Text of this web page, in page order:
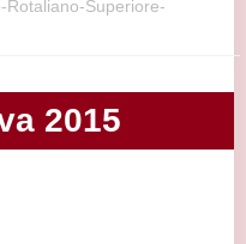
Rotaliano-Superiore-
2015